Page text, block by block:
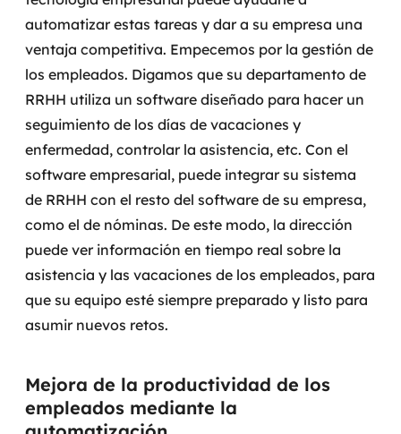
automatizar estas tareas y dar a su empresa una
ventaja competitiva. Empecemos por la gestión de
los empleados. Digamos que su departamento de
RRHH utiliza un software diseñado para hacer un
seguimiento de los días de vacaciones y
enfermedad, controlar la asistencia, etc. Con el
software empresarial, puede integrar su sistema
de RRHH con el resto del software de su empresa,
como el de nóminas. De este modo, la dirección
puede ver información en tiempo real sobre la
asistencia y las vacaciones de los empleados, para
que su equipo esté siempre preparado y listo para
asumir nuevos retos.
Mejora de la productividad de los
empleados mediante la